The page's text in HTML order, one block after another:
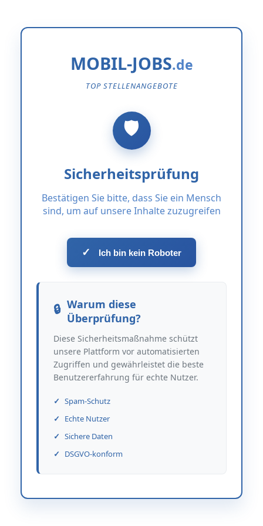
MOBIL-JOBS
TOP STELLENANGEBOTE
Sicherheitsprüfung
Bestätigen Sie bitte, dass Sie ein Mensch
sind, um auf unsere Inhalte zuzugreifen
✓ Ich bin kein Roboter
Warum diese
Überprüfung?
Diese Sicherheitsmaßnahme schützt
unsere Plattform vor automatisierten
Zugriffen und gewährleistet die beste
Benutzererfahrung für echte Nutzer.
Spam-Schutz
Echte Nutzer
Sichere Daten
DSGVO-konform